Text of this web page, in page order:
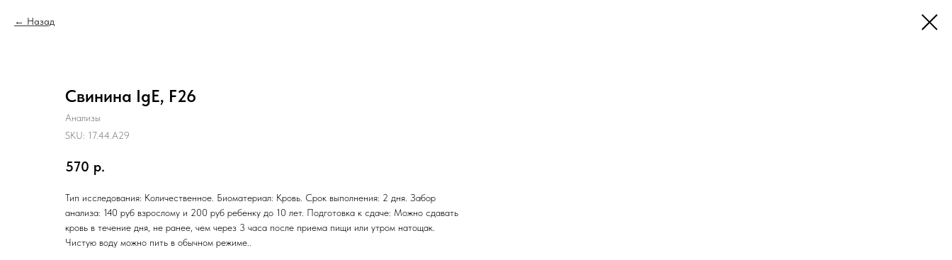
Назад
Свинина IgE, F26
Анализы
SKU: 17.44.A29
570 р.
Тип исследования: Количественное. Биоматериал: Кровь. Срок выполнения: 2 дня. Забор
анализа: 140 руб взрослому и 200 руб ребенку до 10 лет. Подготовка к сдаче: Можно сдавать
кровь в течение дня, не ранее, чем через 3 часа после приема пищи или утром натощак.
Чистую воду можно пить в обычном режиме..